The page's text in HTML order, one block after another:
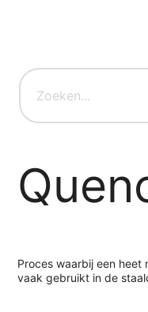
Proces waarbij een heet
vaak gebruikt in de